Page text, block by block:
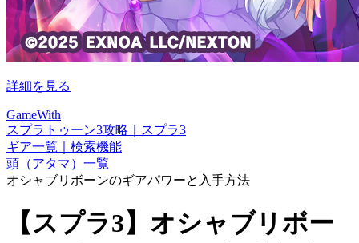
詳細を見る
GameWith
スプラトゥーン3攻略｜スプラ3
ギア一覧｜検索機能
頭（アタマ）一覧
オシャブリボーンのギアパワーと入手方法
【スプラ3】オシャブリボー